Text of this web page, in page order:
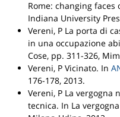
Rome: changing
Indiana University
Vereni, P La porta di
in una occupazione
Cose, pp. 311-326,
Vereni, P Vicinato. In
176-178, 2013.
Vereni, P La vergogna
tecnica. In La